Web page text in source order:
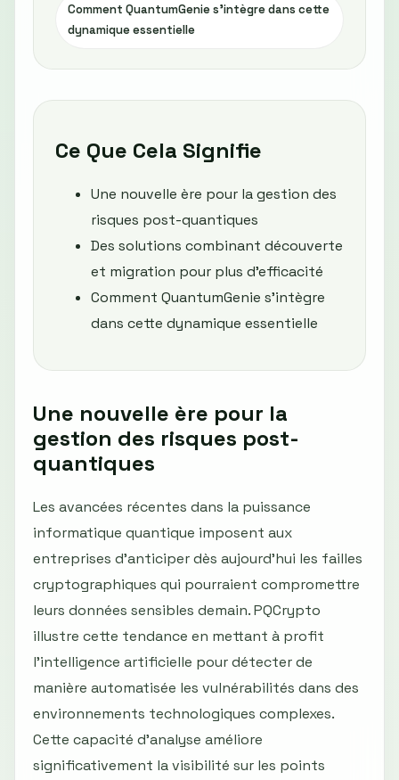
Comment QuantumGenie s’intègre dans cette
dynamique essentielle
Ce Que Cela Signifie
Une nouvelle ère pour la gestion des
risques post-quantiques
Des solutions combinant découverte
et migration pour plus d'efficacité
Comment QuantumGenie s’intègre
dans cette dynamique essentielle
Une nouvelle ère pour la
gestion des risques post-
quantiques
Les avancées récentes dans la puissance
informatique quantique imposent aux
entreprises d’anticiper dès aujourd’hui les failles
cryptographiques qui pourraient compromettre
leurs données sensibles demain. PQCrypto
illustre cette tendance en mettant à profit
l’intelligence artificielle pour détecter de
manière automatisée les vulnérabilités dans des
environnements technologiques complexes.
Cette capacité d’analyse améliore
significativement la visibilité sur les points